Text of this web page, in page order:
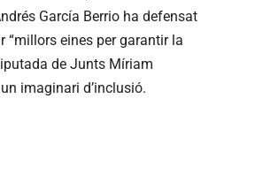
García Berrio ha defensat
“millors eines per garantir la
de Junts Míriam
imaginari d’inclusió.